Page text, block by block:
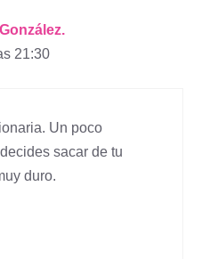
21:30
Un poco
sacar de tu
duro.